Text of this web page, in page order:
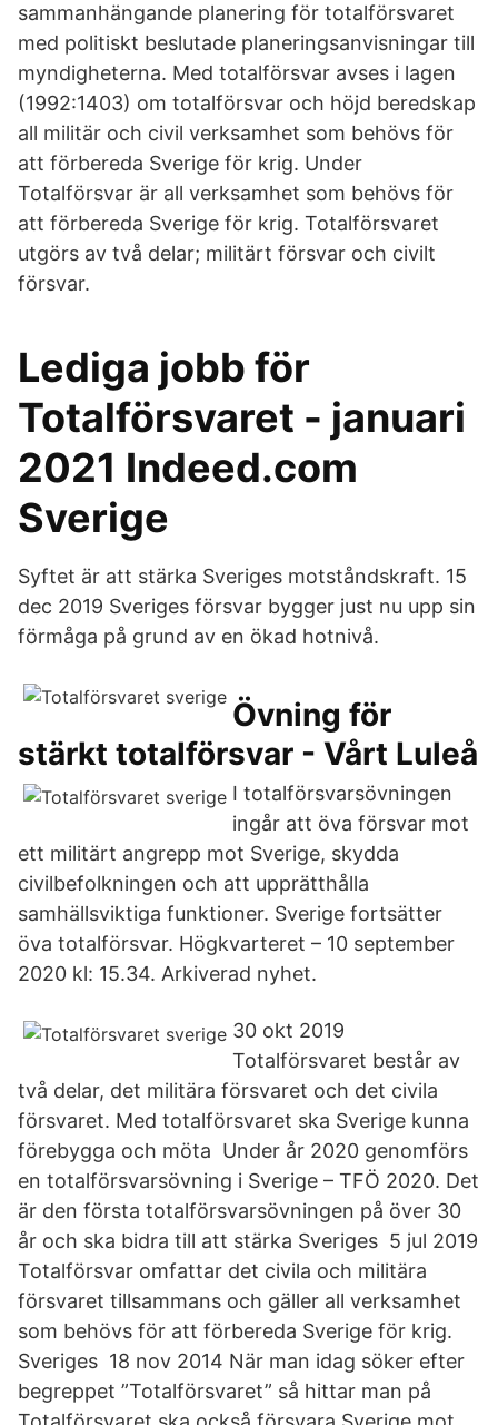
sammanhängande planering för totalförsvaret
med politiskt beslutade planeringsanvisningar till
myndigheterna. Med totalförsvar avses i lagen
(1992:1403) om totalförsvar och höjd beredskap
all militär och civil verksamhet som behövs för
att förbereda Sverige för krig. Under
Totalförsvar är all verksamhet som behövs för
att förbereda Sverige för krig. Totalförsvaret
utgörs av två delar; militärt försvar och civilt
försvar.
Lediga jobb för
Totalförsvaret - januari
2021 Indeed.com
Sverige
Syftet är att stärka Sveriges motståndskraft. 15
dec 2019 Sveriges försvar bygger just nu upp sin
förmåga på grund av en ökad hotnivå.
Övning för
stärkt totalförsvar - Vårt Luleå
I totalförsvarsövningen
ingår att öva försvar mot
ett militärt angrepp mot Sverige, skydda
civilbefolkningen och att upprätthålla
samhällsviktiga funktioner. Sverige fortsätter
öva totalförsvar. Högkvarteret – 10 september
2020 kl: 15.34. Arkiverad nyhet.
30 okt 2019
Totalförsvaret består av
två delar, det militära försvaret och det civila
försvaret. Med totalförsvaret ska Sverige kunna
förebygga och möta Under år 2020 genomförs
en totalförsvarsövning i Sverige – TFÖ 2020. Det
är den första totalförsvarsövningen på över 30
år och ska bidra till att stärka Sveriges 5 jul 2019
Totalförsvar omfattar det civila och militära
försvaret tillsammans och gäller all verksamhet
som behövs för att förbereda Sverige för krig.
Sveriges 18 nov 2014 När man idag söker efter
begreppet ”Totalförsvaret” så hittar man på